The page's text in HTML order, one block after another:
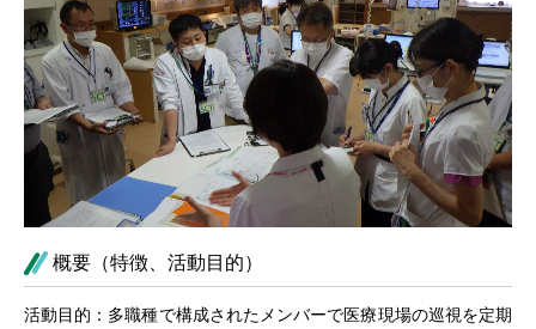
概要（特徴、活動目的）
活動目的：多職種で構成されたメンバーで医療現場の巡視を定期